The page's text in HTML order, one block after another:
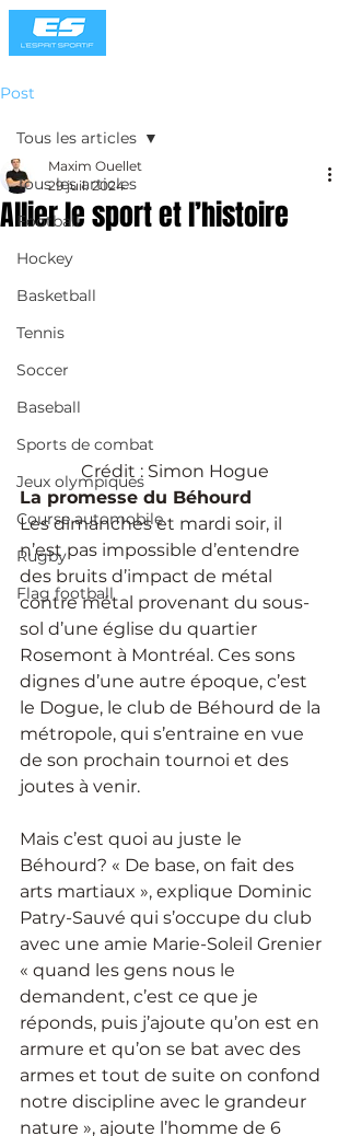
Post
Tous les articles
Football
Hockey
Basketball
Tennis
Soccer
Baseball
Sports de combat
Jeux olympiques
Course automobile
Rugby
Flag football
Tous les articles
Allier le sport et l’histoire
Maxim Ouellet
29 juil. 2024
Crédit : Simon Hogue
La promesse du Béhourd
Les dimanches et mardi soir, il
n’est pas impossible d’entendre
des bruits d’impact de métal
contre métal provenant du sous-
sol d’une église du quartier
Rosemont à Montréal. Ces sons
dignes d’une autre époque, c’est
le Dogue, le club de Béhourd de la
métropole, qui s’entraine en vue
de son prochain tournoi et des
joutes à venir.
Mais c’est quoi au juste le
Béhourd? « De base, on fait des
arts martiaux », explique Dominic
Patry-Sauvé qui s’occupe du club
avec une amie Marie-Soleil Grenier
« quand les gens nous le
demandent, c’est ce que je
réponds, puis j’ajoute qu’on est en
armure et qu’on se bat avec des
armes et tout de suite on confond
notre discipline avec le grandeur
nature », ajoute l’homme de 6